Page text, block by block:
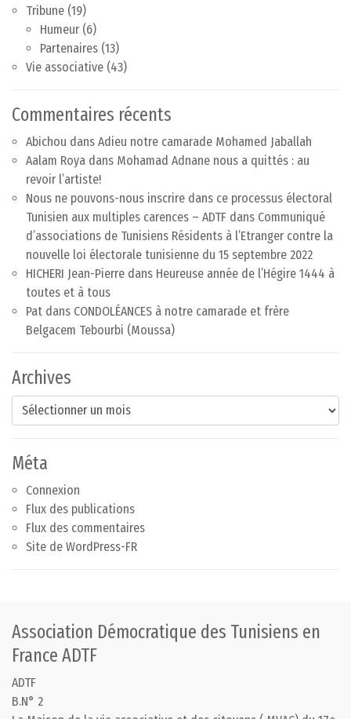
Tribune (19)
Humeur (6)
Partenaires (13)
Vie associative (43)
Commentaires récents
Abichou dans Adieu notre camarade Mohamed Jaballah
Aalam Roya dans Mohamad Adnane nous a quittés : au
revoir l’artiste!
Nous ne pouvons-nous inscrire dans ce processus électoral
Tunisien aux multiples carences – ADTF dans Communiqué
d’associations de Tunisiens Résidents à l’Etranger contre la
nouvelle loi électorale tunisienne du 15 septembre 2022
HICHERI Jean-Pierre dans Heureuse année de l’Hégire 1444 à
toutes et à tous
Pat dans CONDOLÉANCES à notre camarade et frère
Belgacem Tebourbi (Moussa)
Archives
Archives
Méta
Connexion
Flux des publications
Flux des commentaires
Site de WordPress-FR
Association Démocratique des Tunisiens en
France ADTF
ADTF
B.N° 2